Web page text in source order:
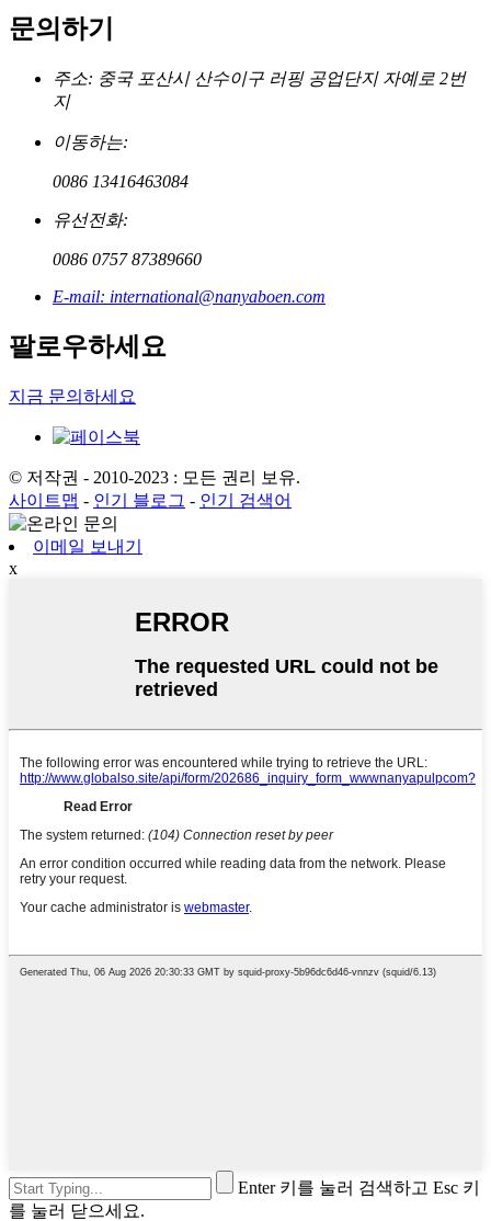
문의하기
주소: 중국 포산시 산수이구 러핑 공업단지 자예로 2번
지
이동하는:
0086 13416463084
유선전화:
0086 0757 87389660
E-mail: international@nanyaboen.com
팔로우하세요
지금 문의하세요
© 저작권 - 2010-2023 : 모든 권리 보유.
사이트맵 - 인기 블로그 - 인기 검색어
이메일 보내기
x
Enter 키를 눌러 검색하고 Esc 키
를 눌러 닫으세요.